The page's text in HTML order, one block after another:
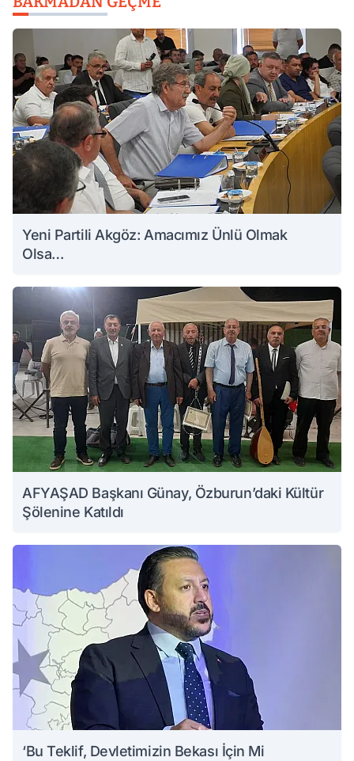
Yeni Partili Akgöz: Amacımız Ünlü Olmak
Olsa…
AFYAŞAD Başkanı Günay, Özburun’daki Kültür
Şölenine Katıldı
‘Bu Teklif, Devletimizin Bekası İçin Mi